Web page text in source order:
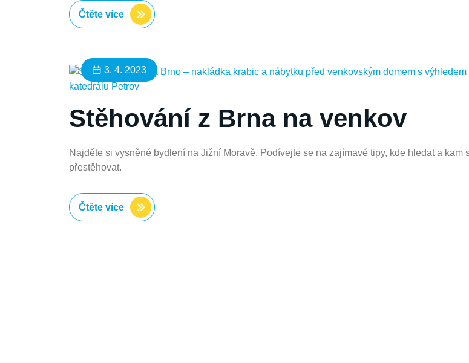
Čtěte více
3. 4. 2023
Stěhování z Brna na venkov
Najděte si vysněné bydlení na Jižní Moravě. Podívejte se na zajímavé tipy, kde hledat a kam
přestěhovat.
Čtěte více